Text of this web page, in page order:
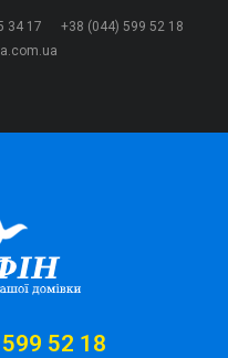
34 17
+38 (044) 599 52 18
52 18